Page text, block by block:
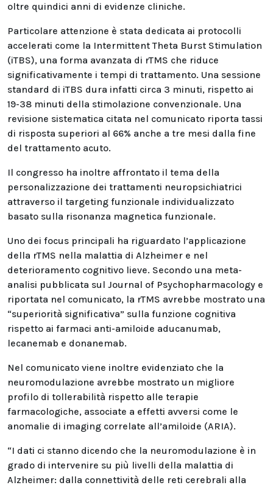
oltre quindici anni di evidenze cliniche.
Particolare attenzione è stata dedicata ai protocolli
accelerati come la Intermittent Theta Burst Stimulation
(iTBS), una forma avanzata di rTMS che riduce
significativamente i tempi di trattamento. Una sessione
standard di iTBS dura infatti circa 3 minuti, rispetto ai
19-38 minuti della stimolazione convenzionale. Una
revisione sistematica citata nel comunicato riporta tassi
di risposta superiori al 66% anche a tre mesi dalla fine
del trattamento acuto.
Il congresso ha inoltre affrontato il tema della
personalizzazione dei trattamenti neuropsichiatrici
attraverso il targeting funzionale individualizzato
basato sulla risonanza magnetica funzionale.
Uno dei focus principali ha riguardato l’applicazione
della rTMS nella malattia di Alzheimer e nel
deterioramento cognitivo lieve. Secondo una meta-
analisi pubblicata sul Journal of Psychopharmacology e
riportata nel comunicato, la rTMS avrebbe mostrato una
“superiorità significativa” sulla funzione cognitiva
rispetto ai farmaci anti-amiloide aducanumab,
lecanemab e donanemab.
Nel comunicato viene inoltre evidenziato che la
neuromodulazione avrebbe mostrato un migliore
profilo di tollerabilità rispetto alle terapie
farmacologiche, associate a effetti avversi come le
anomalie di imaging correlate all’amiloide (ARIA).
“I dati ci stanno dicendo che la neuromodulazione è in
grado di intervenire su più livelli della malattia di
Alzheimer: dalla connettività delle reti cerebrali alla